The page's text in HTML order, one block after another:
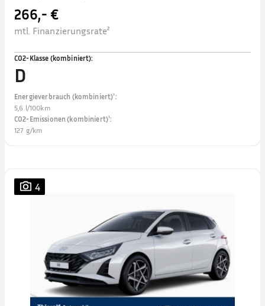
266,- €
mtl. Finanzierungsrate²
CO2-Klasse (kombiniert):
D
Energieverbrauch (kombiniert)¹:
5,6 l/100km
CO2-Emissionen (kombiniert)¹:
127 g/km
4